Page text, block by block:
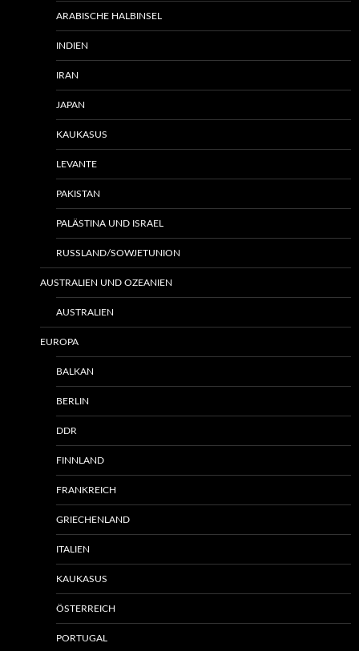
ARABISCHE HALBINSEL
INDIEN
IRAN
JAPAN
KAUKASUS
LEVANTE
PAKISTAN
PALÄSTINA UND ISRAEL
RUSSLAND/SOWJETUNION
AUSTRALIEN UND OZEANIEN
AUSTRALIEN
EUROPA
BALKAN
BERLIN
DDR
FINNLAND
FRANKREICH
GRIECHENLAND
ITALIEN
KAUKASUS
ÖSTERREICH
PORTUGAL